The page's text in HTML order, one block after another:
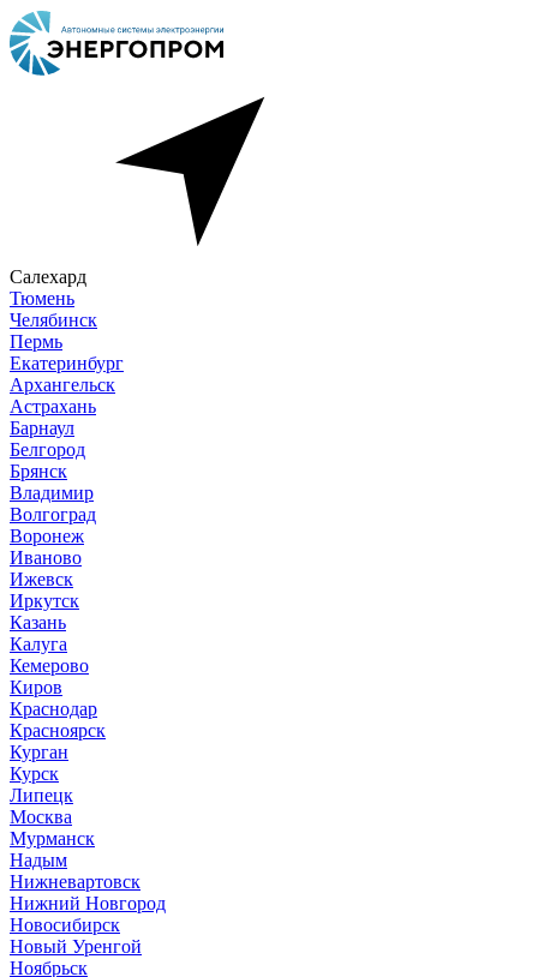
Салехард
Тюмень
Челябинск
Пермь
Екатеринбург
Архангельск
Астрахань
Барнаул
Белгород
Брянск
Владимир
Волгоград
Воронеж
Иваново
Ижевск
Иркутск
Казань
Калуга
Кемерово
Киров
Краснодар
Красноярск
Курган
Курск
Липецк
Москва
Мурманск
Надым
Нижневартовск
Нижний Новгород
Новосибирск
Новый Уренгой
Ноябрьск